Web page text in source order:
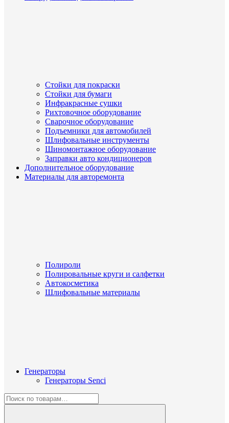
Стойки для покраски
Стойки для бумаги
Инфракрасные сушки
Рихтовочное оборудование
Сварочное оборудование
Подъемники для автомобилей
Шлифовальные инструменты
Шиномонтажное оборудование
Заправки авто кондиционеров
Дополнительное оборудование
Материалы для авторемонта
Полироли
Полировальные круги и салфетки
Автокосметика
Шлифовальные материалы
Генераторы
Генераторы Senci